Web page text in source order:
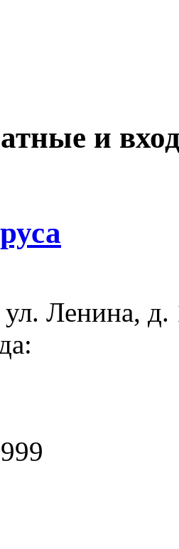
и
Ленина, д.